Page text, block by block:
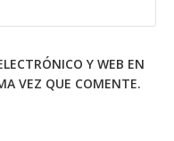
Y WEB EN
VEZ QUE COMENTE.